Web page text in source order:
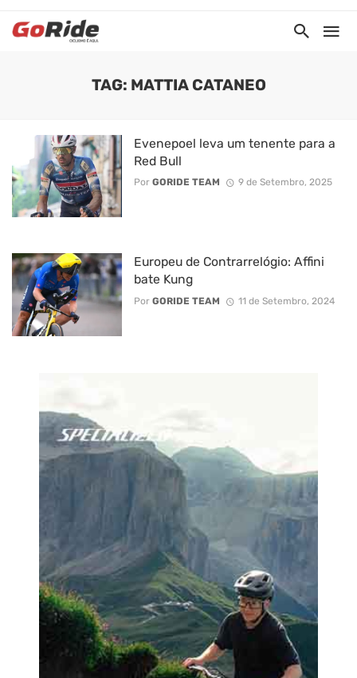
TAG: MATTIA CATANEO
Evenepoel leva um tenente para a
Red Bull
Por GORIDE TEAM 9 de Setembro, 2025
Europeu de Contrarrelógio: Affini
bate Kung
Por GORIDE TEAM 11 de Setembro, 2024